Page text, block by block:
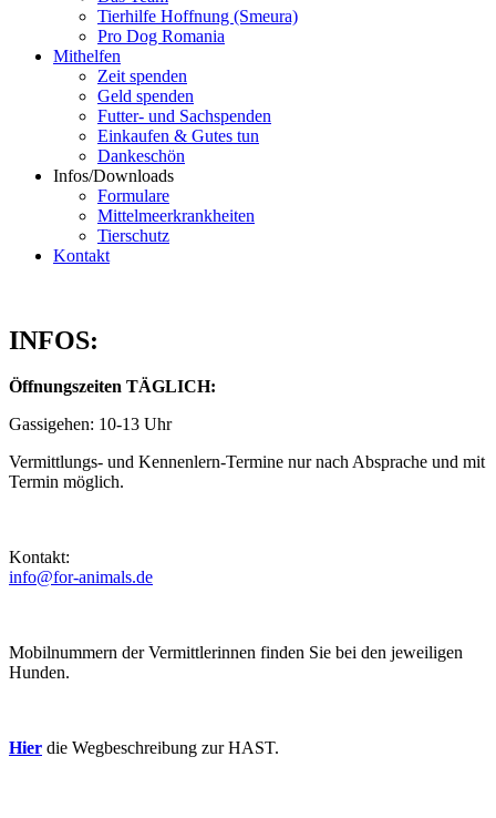
Tierhilfe Hoffnung (Smeura)
Pro Dog Romania
Mithelfen
Zeit spenden
Geld spenden
Futter- und Sachspenden
Einkaufen & Gutes tun
Dankeschön
Infos/Downloads
Formulare
Mittelmeerkrankheiten
Tierschutz
Kontakt
INFOS:
Öffnungszeiten TÄGLICH:
Gassigehen: 10-13 Uhr
Vermittlungs- und Kennenlern-Termine nur nach Absprache und mit
Termin möglich.
Kontakt:
info@for-animals.de
Mobilnummern der Vermittlerinnen finden Sie bei den jeweiligen
Hunden.
Hier die Wegbeschreibung zur HAST.